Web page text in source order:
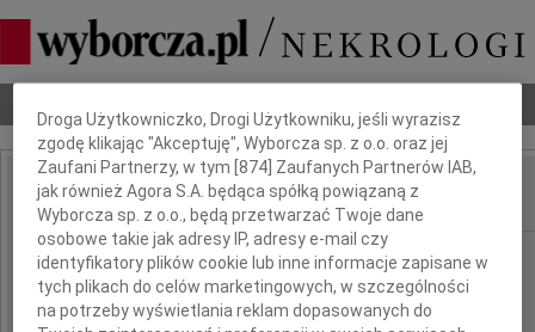
IMIĘ I NAZWISKO:
REGION: Katowice
DATA EMISJI: 05.08.2010
Dbamy o Twoją prywatność
Droga Użytkowniczko, Drogi Użytkowniku, jeśli wyrazisz
zgodę klikając "Akceptuję", Wyborcza sp. z o.o. oraz jej
Zaufani Partnerzy, w tym [874 ] Zaufanych Partnerów IAB,
jak również Agora S.A. będąca spółką powiązaną z
Wyborcza sp. z o.o., będą przetwarzać Twoje dane
osobowe takie jak adresy IP, adresy e-mail czy
identyfikatory plików cookie lub inne informacje zapisane w
tych plikach do celów marketingowych, w szczególności
na potrzeby wyświetlania reklam dopasowanych do